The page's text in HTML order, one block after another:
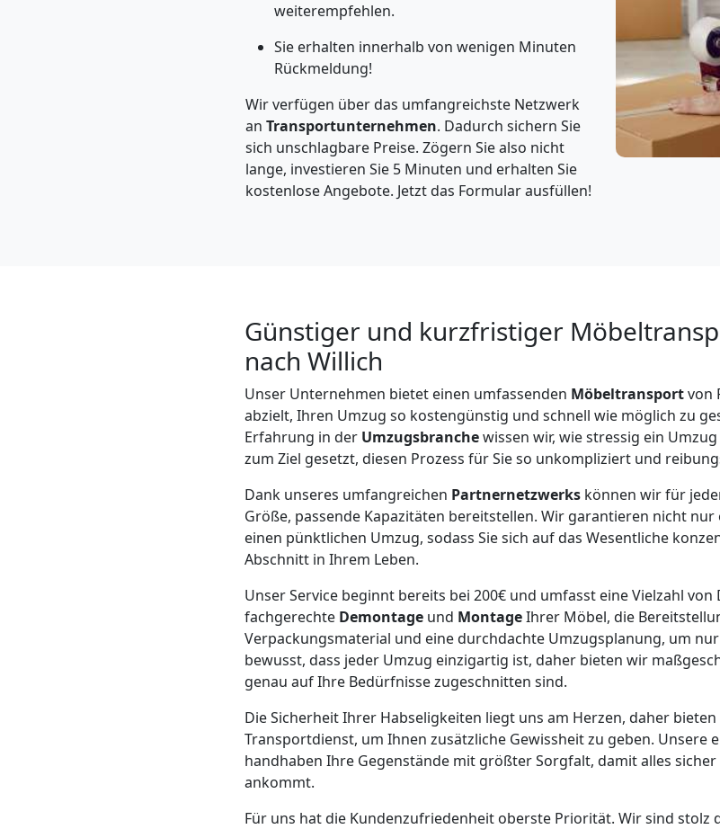
weiterempfehlen.
Sie erhalten innerhalb von wenigen Minuten
Rückmeldung!
Wir verfügen über das umfangreichste Netzwerk
an Transportunternehmen. Dadurch sichern Sie
sich unschlagbare Preise. Zögern Sie also nicht
lange, investieren Sie 5 Minuten und erhalten Sie
kostenlose Angebote. Jetzt das Formular ausfüllen!
Günstiger und kurzfristiger
nach Willich
Unser Unternehmen bietet einen umfassenden Möbeltransportvon
abzielt, Ihren Umzug so kostengünstig und schnell wie möglich zu
Erfahrung in der Umzugsbranchewissen wir, wie stressig ein
zum Ziel gesetzt, diesen Prozess für Sie so unkompliziert und
Dank unseres umfangreichen Partnernetzwerks können wir für
Größe, passende Kapazitäten bereitstellen. Wir garantieren nicht
einen pünktlichen Umzug, sodass Sie sich auf das Wesentliche
Abschnitt in Ihrem Leben.
Unser Service beginnt bereits bei 200€ und umfasst eine Vielzahl
fachgerechte Demontage und MontageIhrer Möbel, die
Verpackungsmaterial und eine durchdachte Umzugsplanung, um
bewusst, dass jeder Umzug einzigartig ist, daher bieten wir
genau auf Ihre Bedürfnisse zugeschnitten sind.
Die Sicherheit Ihrer Habseligkeiten liegt uns am Herzen, daher
Transportdienst, um Ihnen zusätzliche Gewissheit zu geben. Unsere
handhaben Ihre Gegenstände mit größter Sorgfalt, damit alles
ankommt.
Für uns hat die Kundenzufriedenheit oberste Priorität. Wir sind